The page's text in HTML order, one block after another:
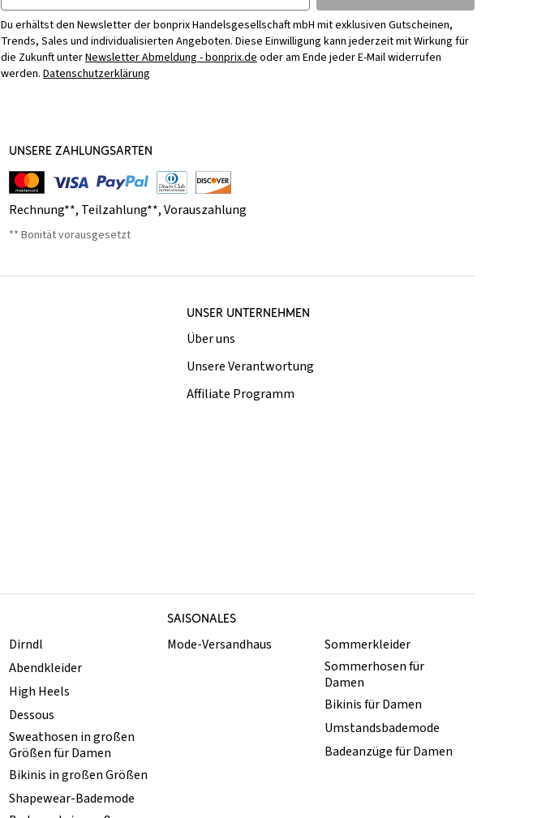
Du erhältst den Newsletter der bonprix Handelsgesellschaft mbH mit exklusiven Gutscheinen,
Trends, Sales und individualisierten Angeboten. Diese Einwilligung kann jederzeit mit Wirkung für
die Zukunft unterNewsletter Abmeldung - bonprix.deoder am Ende jeder E-Mail widerrufen
werden. Datenschutzerklärung
UNSERE ZAHLUNGSARTEN
Rechnung**, Teilzahlung**,Vorauszahlung
** Bonität vorausgesetzt
UNSER UNTERNEHMEN
Über uns
Unsere Verantwortung
Affiliate Programm
SAISONALES
Dirndl
Abendkleider
High Heels
Dessous
Sweathosen in großen
Größen für Damen
Mode-Versandhaus
Sommerkleider
Sommerhosen für
Damen
Bikinis für Damen
Umstandsbademode
Badeanzüge für Damen
Bikinis in großen Größen
Shapewear-Bademode